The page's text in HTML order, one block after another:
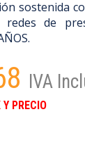
sostenida
redes de
IVA
PRECIO